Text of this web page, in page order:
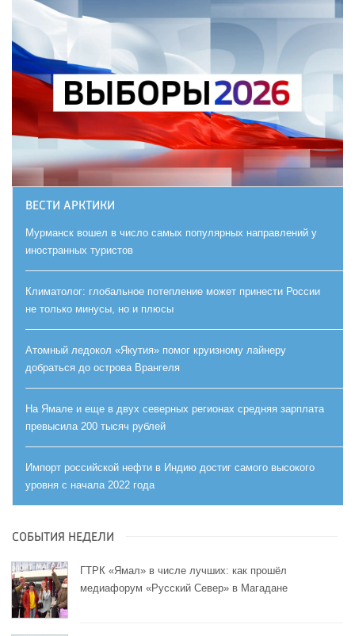
ВЕСТИ АРКТИКИ
Мурманск вошел в число самых популярных направлений у
иностранных туристов
Климатолог: глобальное потепление может принести России
не только минусы, но и плюсы
Атомный ледокол «Якутия» помог круизному лайнеру
добраться до острова Врангеля
На Ямале и еще в двух северных регионах средняя зарплата
превысила 200 тысяч рублей
Импорт российской нефти в Индию достиг самого высокого
уровня с начала 2022 года
СОБЫТИЯ НЕДЕЛИ
ГТРК «Ямал» в числе лучших: как прошёл
медиафорум «Русский Север» в Магадане